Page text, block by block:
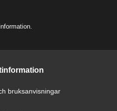
bruksanvisningar